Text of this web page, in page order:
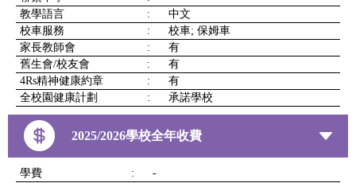
教學語言
:
中文
校車服務
:
校車; 保姆車
家長教師會
:
有
舊生會/校友會
:
有
4Rs精神健康約章
:
有
全校園健康計劃
: 承諾學校
2025/2026學校全年收費
學費 :
-